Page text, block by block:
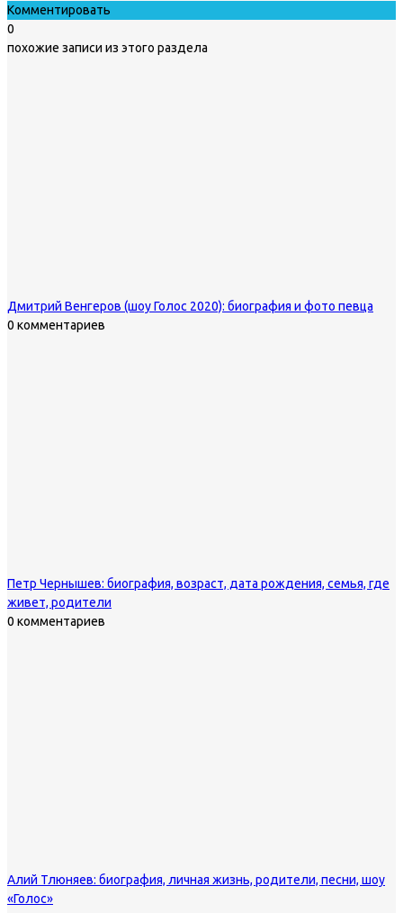
Комментировать
0
похожие записи из этого раздела
Дмитрий Венгеров (шоу Голос 2020): биография и фото певца
0 комментариев
Петр Чернышев: биография, возраст, дата рождения, семья, где
живет, родители
0 комментариев
Алий Тлюняев: биография, личная жизнь, родители, песни, шоу
«Голос»